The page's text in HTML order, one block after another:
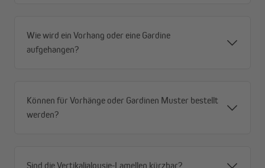
Wie wird ein Vorhang oder eine Gardine
aufgehangen?
Können für Vorhänge oder Gardinen Muster bestellt
werden?
Sind die Vertikaljalousie-Lamellen kürzbar?